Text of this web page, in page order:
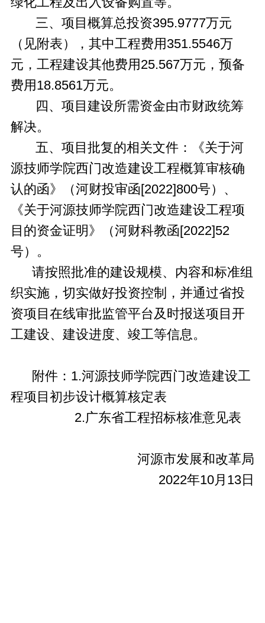
三、项目概算总投资395.9777万元
（见附表），其中工程费用351.5546万
元，工程建设其他费用25.567万元，预备
费用18.8561万元。
四、项目建设所需资金由市财政统筹
解决。
五、项目批复的相关文件：《关于河
源技师学院西门改造建设工程概算审核确
认的函》（河财投审函[2022]800号）、
《关于河源技师学院西门改造建设工程项
目的资金证明》（河财科教函[2022]52
号）。
请按照批准的建设规模、内容和标准组
织实施，切实做好投资控制，并通过省投
资项目在线审批监管平台及时报送项目开
工建设、建设进度、竣工等信息。
附件：1.河源技师学院西门改造建设工
程项目初步设计概算核定表
2.广东省工程招标核准意见表
河源市发展和改革局
2022年10月13日